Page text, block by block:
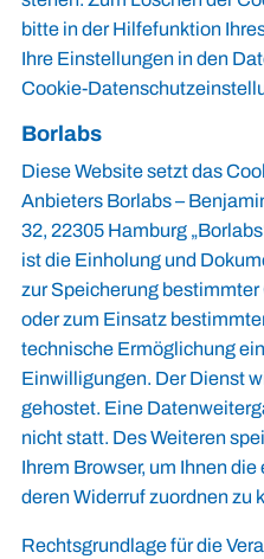
bitte in der Hilfefunktion
Ihre Einstellungen in den
Cookie-
Borlabs
Diese Website setzt das
Anbieters Borlabs –
32, 22305 Hamburg
ist die Einholung und
zur Speicherung
oder zum Einsatz
technische Ermöglichung
Einwilligungen. Der Dienst
gehostet. Eine
nicht statt. Des Weiteren
Ihrem Browser, um Ihnen
deren Widerruf zuordnen zu
Rechtsgrundlage für die